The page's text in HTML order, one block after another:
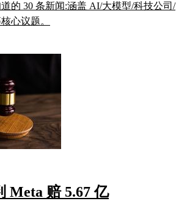
的 30 条新闻:涵盖 AI/大模型/科技公司/
心议题。
Meta 赔 5.67 亿